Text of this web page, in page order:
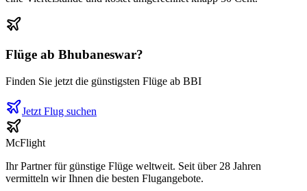
Flüge ab Bhubaneswar?
Finden Sie jetzt die günstigsten Flüge ab BBI
Jetzt Flug suchen
McFlight
Ihr Partner für günstige Flüge weltweit. Seit über 28 Jahren
vermitteln wir Ihnen die besten Flugangebote.